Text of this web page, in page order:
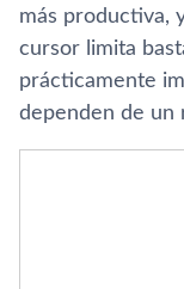
más productiva,
cursor limita
prácticamente
dependen de un